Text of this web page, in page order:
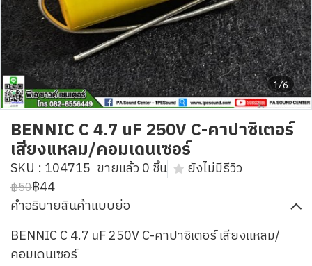
1/6
BENNIC C 4.7 uF 250V C-คาปาซิเตอร์
เสียงแหลม/คอมเดนเซอร์
SKU : 104715 ขายแล้ว 0 ชิ้น ยังไม่มีรีวิว
฿50฿44
คำอธิบายสินค้าแบบย่อ
BENNIC C 4.7 uF 250V C-คาปาซิเตอร์ เสียงแหลม/
คอมเดนเซอร์